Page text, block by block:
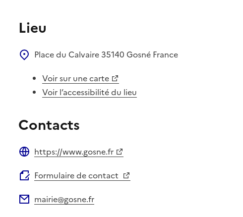
Lieu
Place du Calvaire 35140 Gosné France
Voir sur une carte
Voir l’accessibilité du lieu
Contacts
https://www.gosne.fr
Formulaire de contact
mairie@gosne.fr